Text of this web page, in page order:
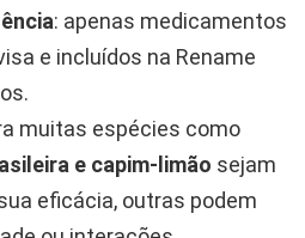
: apenas medicamentos
e incluídos na Rename
muitas espécies como
e capim-limão sejam
eficácia, outras podem